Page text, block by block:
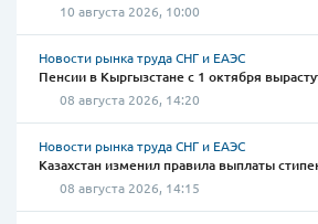
10 августа 2026, 10:00
Новости рынка труда СНГ и ЕАЭС
Пенсии в Кыргызстане с 1 октября
08 августа 2026, 14:20
Новости рынка труда СНГ и ЕАЭС
Казахстан изменил правила выплаты
08 августа 2026, 14:15